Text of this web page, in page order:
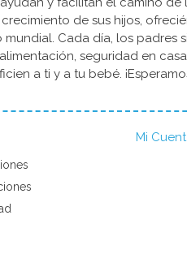
de sus hijos,
Cada día, los padres
seguridad en
a ti y a tu bebé.
Mi